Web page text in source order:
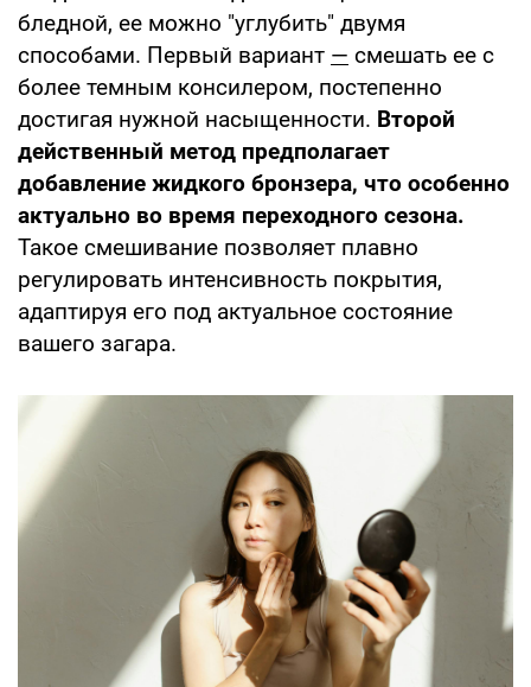
бледной, ее можно "углубить" двумя
способами. Первый вариант — смешать ее с
более темным консилером, постепенно
достигая нужной насыщенности. Второй
действенный метод предполагает
добавление жидкого бронзера, что особенно
актуально во время переходного сезона.
Такое смешивание позволяет плавно
регулировать интенсивность покрытия,
адаптируя его под актуальное состояние
вашего загара.